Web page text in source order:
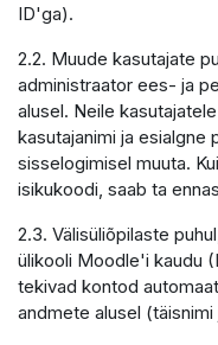
ID'ga).
2.2. Muude kasutajate
administraator ees- ja
alusel. Neile
kasutajanimi ja esialgne
sisselogimisel muuta.
isikukoodi, saab ta
2.3. Välisüliõpilaste
ülikooli Moodle'i kaudu
tekivad kontod
andmete alusel